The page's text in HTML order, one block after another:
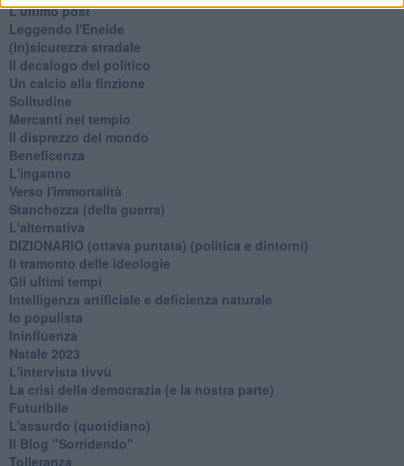
L'ultimo post
Leggendo l'Eneide
​(In)sicurezza stradale
Il decalogo del politico
Un calcio alla finzione
Solitudine
Mercanti nel tempio
Il disprezzo del mondo
Beneficenza
L'inganno
Verso l'immortalità
Stanchezza (della guerra)
L'alternativa
​DIZIONARIO (ottava puntata) (politica e dintorni)
Il tramonto delle ideologie
Gli ultimi tempi
Intelligenza artificiale e deficienza naturale
Io populista
Ininfluenza
Natale 2023
L'intervista tivvù
La crisi della democrazia (e la nostra parte)
Futuribile
L'assurdo (quotidiano)
Il Blog "Sorridendo"
Tolleranza